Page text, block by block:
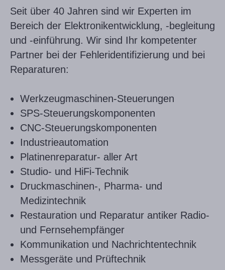
Seit über 40 Jahren sind wir Experten im
Bereich der Elektronikentwicklung, -begleitung
und -einführung. Wir sind Ihr kompetenter
Partner bei der Fehleridentifizierung und bei
Reparaturen:
Werkzeugmaschinen-Steuerungen
SPS-Steuerungskomponenten
CNC-Steuerungskomponenten
Industrieautomation
Platinenreparatur- aller Art
Studio- und HiFi-Technik
Druckmaschinen-, Pharma- und
Medizintechnik
Restauration und Reparatur antiker Radio-
und Fernsehempfänger
Kommunikation und Nachrichtentechnik
Messgeräte und Prüftechnik